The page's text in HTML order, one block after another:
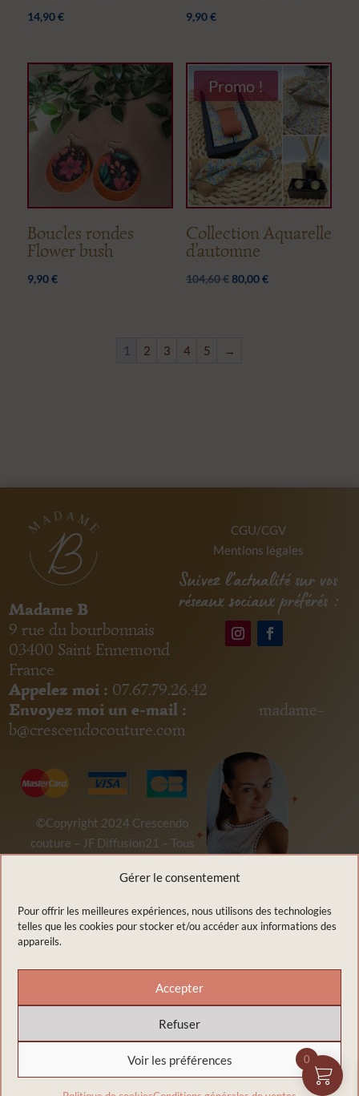
Gérer le consentement
Pour offrir les meilleures expériences, nous utilisons des technologies
telles que les cookies pour stocker et/ou accéder aux informations des
appareils.
Accepter
Refuser
Voir les préférences
14,90€ 9,90€
Boucles rondes
Flower bush
9,90€
Promo !
Collection Aquarelle
d’automne
104,60€Le
80,00€Le
1 2 3 4 5 →
Madame B
9 rue du bourbonnais
03400 Saint Ennemond
France
Appelez moi : 07.67.79.26.42
Envoyez moi un e-mail :
madame-
b@crescendocouture.com
CGU/CGV
Mentions légales
Suivez l’actualité sur vos
réseaux sociaux préférés :
©Copyright 2024 Crescendo
couture – JF Diffusion21 – Tous
0